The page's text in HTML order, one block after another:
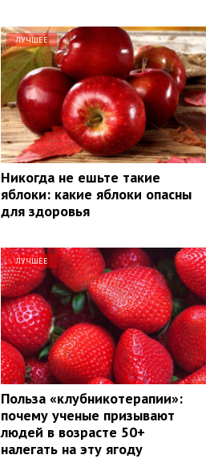
ЛУЧШЕЕ
Никогда не ешьте такие
яблоки: какие яблоки опасны
для здоровья
ЛУЧШЕЕ
Польза «клубникотерапии»:
почему ученые призывают
людей в возрасте 50+
налегать на эту ягоду